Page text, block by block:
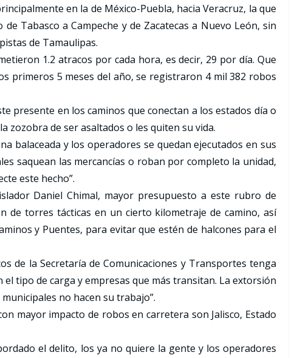
en la de México-Puebla, hacia Veracruz, la que
Tabasco a Campeche y de Zacatecas a Nuevo León, sin
de Tamaulipas.
1.2 atracos por cada hora, es decir, 29 por día. Que
primeros 5 meses del año, se registraron 4 mil 382 robos
presente en los caminos que conectan a los estados día o
zozobra de ser asaltados o les quiten su vida.
balaceada y los operadores se quedan ejecutados en sus
saquean las mercancías o roban por completo la unidad,
este hecho”.
Daniel Chimal, mayor presupuesto a este rubro de
de torres tácticas en un cierto kilometraje de camino, así
y Puentes, para evitar que estén de halcones para el
de la Secretaría de Comunicaciones y Transportes tenga
tipo de carga y empresas que más transitan. La extorsión
no hacen su trabajo”.
mayor impacto de robos en carretera son Jalisco, Estado
el delito, los ya no quiere la gente y los operadores